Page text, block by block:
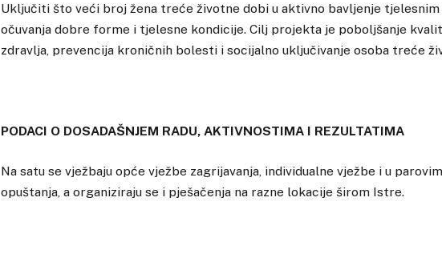
Uključiti što veći broj žena treće životne dobi u aktivno bavljenje
očuvanja dobre forme i tjelesne kondicije. Cilj projekta je poboljšanje
zdravlja, prevencija kroničnih bolesti i socijalno uključivanje osoba treće
PODACI O DOSADAŠNJEM RADU, AKTIVNOSTIMA I REZULTATIMA
Na satu se vježbaju opće vježbe zagrijavanja, individualne vježbe i u
opuštanja, a organiziraju se i pješačenja na razne lokacije širom Istre.